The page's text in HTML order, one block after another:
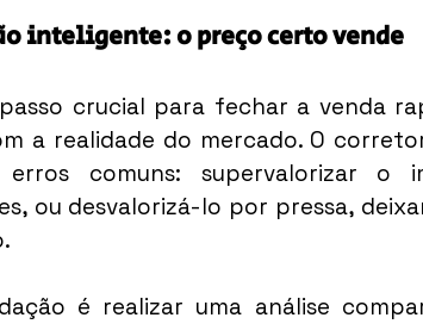
inteligente: o preço certo vende
crucial para fechar a venda
a realidade do mercado. O
comuns: supervalorizar o
ou desvalorizá-lo por pressa,
é realizar uma análise